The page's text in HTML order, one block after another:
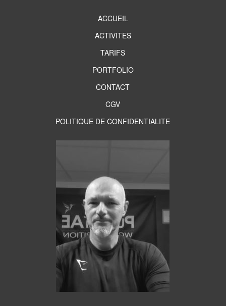
ACCUEIL
ACTIVITES
TARIFS
PORTFOLIO
CONTACT
CGV
POLITIQUE DE CONFIDENTIALITE